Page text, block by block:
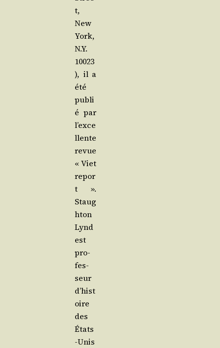
t,
New
York,
N.Y.
10023
), il a
été
publi
é par
l’exce
llente
revue
« Viet
repor
t ».
Staug
h­ton
Lynd
est
pro­
fes­
seur
d’hist
oire
des
États
-Unis